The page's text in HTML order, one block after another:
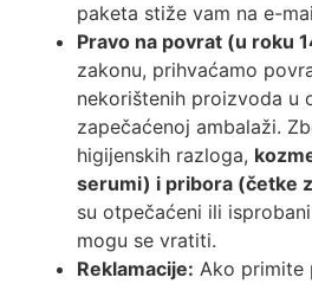
paketa stiže vam na e-
Pravo na povrat (u roku
zakonu, prihvaćamo
nekorištenih proizvoda u
zapečaćenoj ambalaži.
higijenskih razloga,
serumi) i pribora (četke
su otpečaćeni ili
mogu se vratiti.
Reklamacije: Ako primite